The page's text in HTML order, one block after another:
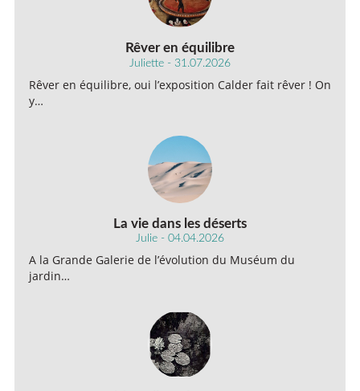
Rêver en équilibre
Juliette - 31.07.2026
Rêver en équilibre, oui l’exposition Calder fait rêver ! On
y…
La vie dans les déserts
Julie - 04.04.2026
A la Grande Galerie de l’évolution du Muséum du
jardin…